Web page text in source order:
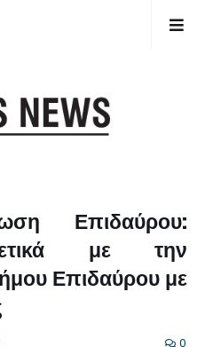
Επιδαύρου:
με την
Επιδαύρου με
0